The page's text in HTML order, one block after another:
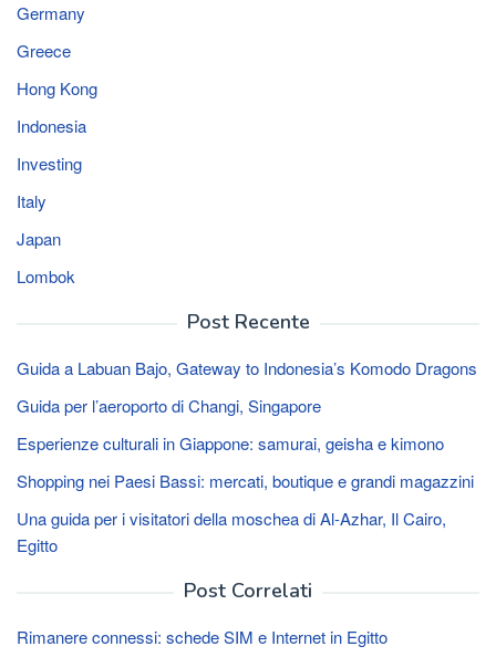
Germany
Greece
Hong Kong
Indonesia
Investing
Italy
Japan
Lombok
Post Recente
Guida a Labuan Bajo, Gateway to Indonesia’s Komodo Dragons
Guida per l’aeroporto di Changi, Singapore
Esperienze culturali in Giappone: samurai, geisha e kimono
Shopping nei Paesi Bassi: mercati, boutique e grandi magazzini
Una guida per i visitatori della moschea di Al-Azhar, Il Cairo,
Egitto
Post Correlati
Rimanere connessi: schede SIM e Internet in Egitto